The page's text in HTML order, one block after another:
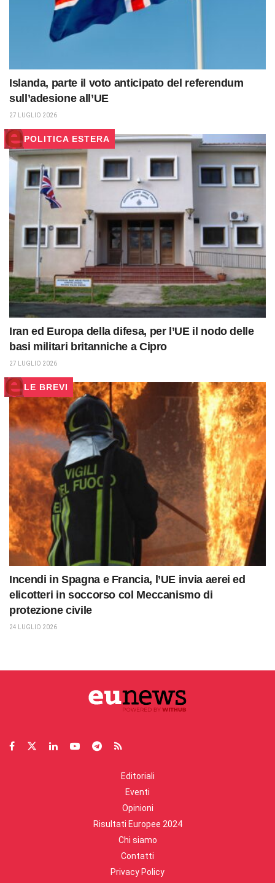
Islanda, parte il voto anticipato del referendum
sull’adesione all’UE
27 LUGLIO 2026
POLITICA ESTERA
Iran ed Europa della difesa, per l’UE il nodo delle
basi militari britanniche a Cipro
27 LUGLIO 2026
LE BREVI
Incendi in Spagna e Francia, l’UE invia aerei ed
elicotteri in soccorso col Meccanismo di
protezione civile
24 LUGLIO 2026
Editoriali
Eventi
Opinioni
Risultati Europee 2024
Chi siamo
Contatti
Privacy Policy